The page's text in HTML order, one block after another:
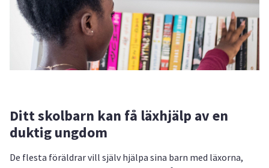
Ditt skolbarn kan få läxhjälp av en
duktig ungdom
De flesta föräldrar vill själv hjälpa sina barn med läxorna,